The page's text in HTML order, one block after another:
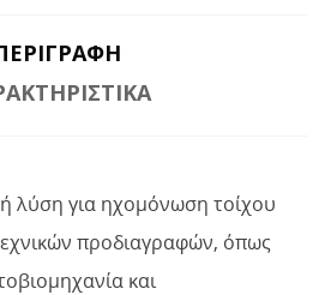
λύση για ηχομόνωση τοίχου
προδιαγραφών, όπως
και